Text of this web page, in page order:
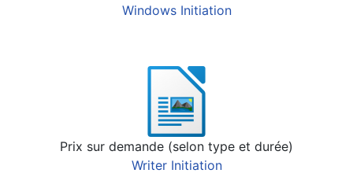
Windows Initiation
Prix sur demande (selon type et durée)
Writer Initiation